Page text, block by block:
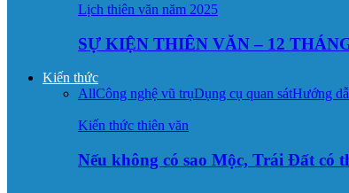
Lịch thiên văn năm 2025
SỰ KIỆN THIÊN VĂN – 12
Kiến thức
AllCông nghệ vũ trụDụng cụ quan sátHướng
Kiến thức thiên văn
Nếu không có sao Mộc, Trái Đất có